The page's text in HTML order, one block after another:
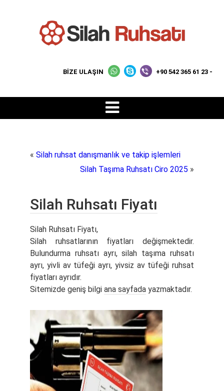
BİZE ULAŞIN +90 542 365 61 23 -
« Silah ruhsat danışmanlık ve takip işlemleri
Silah Taşıma Ruhsatı Ciro 2025 »
Silah Ruhsatı Fiyatı
Silah Ruhsatı Fiyatı,
Silah ruhsatlarının fiyatları değişmektedir.
Bulundurma ruhsatı ayrı, silah taşıma ruhsatı
ayrı, yivli av tüfeği ayrı, yivsiz av tüfeği ruhsat
fiyatları ayrıdır.
Sitemizde geniş bilgi ana sayfada yazmaktadır.